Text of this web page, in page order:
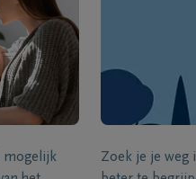
mogelijk
Zoek je je weg